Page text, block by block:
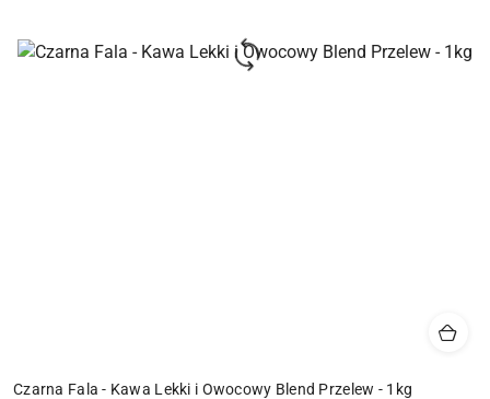
Czarna Fala - Kawa Lekki i Owocowy Blend Przelew - 1kg